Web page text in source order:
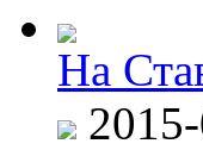
На